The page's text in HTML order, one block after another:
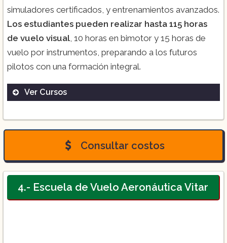
simuladores certificados, y entrenamientos avanzados.
Los estudiantes pueden realizar hasta 115 horas
de vuelo visual, 10 horas en bimotor y 15 horas de
vuelo por instrumentos, preparando a los futuros
pilotos con una formación integral.
Ver Cursos
Piloto Privado:
Piloto Comercial:
Consultar costos
4.- Escuela de Vuelo Aeronáutica Vitar